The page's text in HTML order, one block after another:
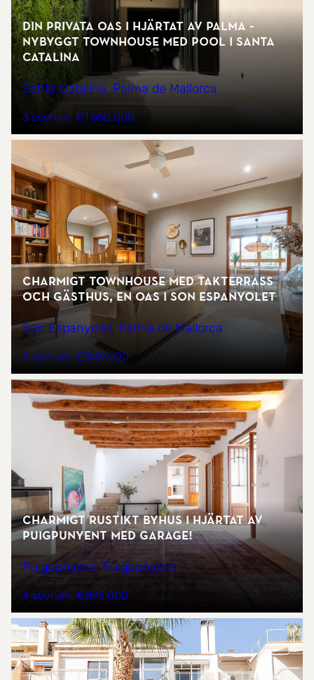
Din privata oas i hjärtat av Palma -
nybyggt townhouse med pool i Santa
Catalina
Santa Catalina, Palma de Mallorca
3 sovrum €1 650 000
Charmigt townhouse med takterrass
och gästhus, en oas i Son Espanyolet
Son Espanyolet, Palma de Mallorca
4 sovrum €849 000
Charmigt rustikt byhus i hjärtat av
Puigpunyent med garage!
Puigpunyent, Puigpunyent
4 sovrum €895 000